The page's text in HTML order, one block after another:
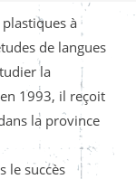
à
de langues
la
1993, il reçoit
la province
le succès